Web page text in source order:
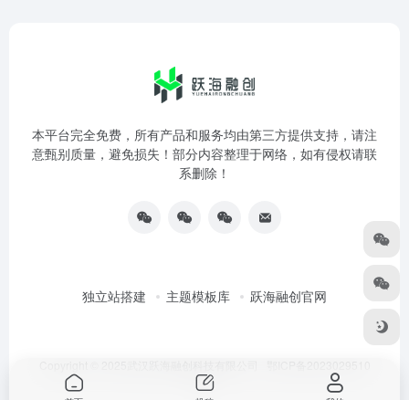
本平台完全免费，所有产品和服务均由第三方提供支持，请注
意甄别质量，避免损失！部分内容整理于网络，如有侵权请联
系删除！
独立站搭建 主题模板库 跃海融创官网
号-3